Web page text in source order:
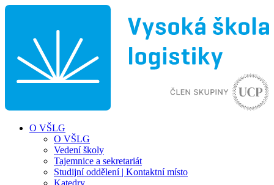
O VŠLG
O VŠLG
Vedení školy
Tajemnice a sekretariát
Studijní oddělení | Kontaktní místo
Katedry